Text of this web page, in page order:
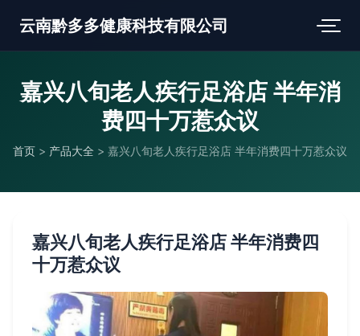
云南黔多多健康科技有限公司
嘉兴八旬老人疾行足浴店 半年消
费四十万惹众议
首页 > 产品大全 > 嘉兴八旬老人疾行足浴店 半年消费四十万惹众议
嘉兴八旬老人疾行足浴店 半年消费四
十万惹众议